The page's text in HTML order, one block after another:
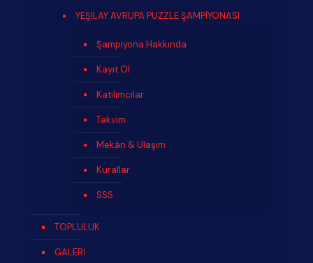
YEŞİLAY AVRUPA PUZZLE ŞAMPİYONASI
Şampiyona Hakkında
Kayıt Ol
Katılımcılar
Takvim
Mekân & Ulaşım
Kurallar
SSS
TOPLULUK
GALERİ